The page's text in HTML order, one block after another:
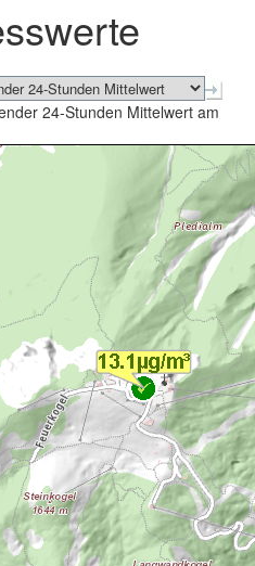
schließen
24-Stunden Mittelwert am